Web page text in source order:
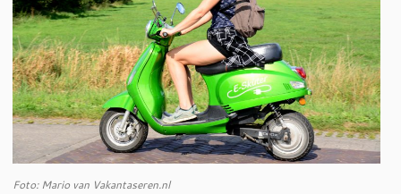
Foto: Mario van Vakantaseren.nl